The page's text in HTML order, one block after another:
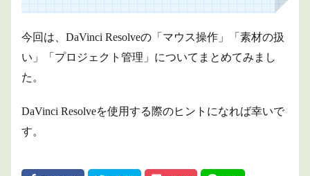
今回は、DaVinci Resolveの「マウス操作」「素材の扱
い」「プロジェクト管理」についてまとめてみまし
た。
DaVinci Resolveを使用する際のヒントになれば幸いで
す。